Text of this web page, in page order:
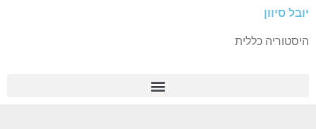
יובל סיוון
היסטוריה כללית